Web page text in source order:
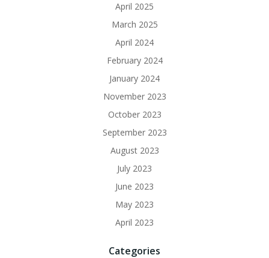
April 2025
March 2025
April 2024
February 2024
January 2024
November 2023
October 2023
September 2023
August 2023
July 2023
June 2023
May 2023
April 2023
Categories